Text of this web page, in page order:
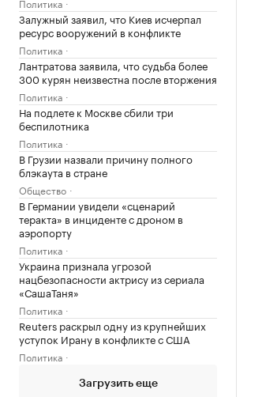
Залужный заявил, что Киев исчерпал
ресурс вооружений в конфликте
Политика
Лантратова заявила, что судьба более
300 курян неизвестна после вторжения
Политика
На подлете к Москве сбили три
беспилотника
Политика
В Грузии назвали причину полного
блэкаута в стране
Общество
В Германии увидели «сценарий
теракта» в инциденте с дроном в
аэропорту
Политика
Украина признала угрозой
нацбезопасности актрису из сериала
«СашаТаня»
Политика
Reuters раскрыл одну из крупнейших
уступок Ирану в конфликте с США
Политика
Загрузить еще